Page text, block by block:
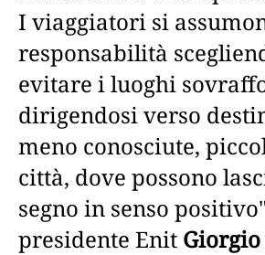
I viaggiatori si
responsabilità
evitare i luoghi
dirigendosi verso
meno conosciute,
città, dove possono
segno in senso
presidente Enit